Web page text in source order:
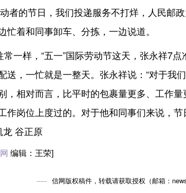
者的节日，我们投递服务不打烊，人民邮
忙着和同事卸车、分拣，一边说道。
常一样，“五一”国际劳动节这天，张永祥7点
送，一忙就是一整天。张永祥说：“对于我
，相对而言，比平时的包裹量更多、工作
作岗位上度过的。对于他和同事们来说，
谷正原
编辑：王荣]
信网版权稿件，转载请获取授权（邮箱：